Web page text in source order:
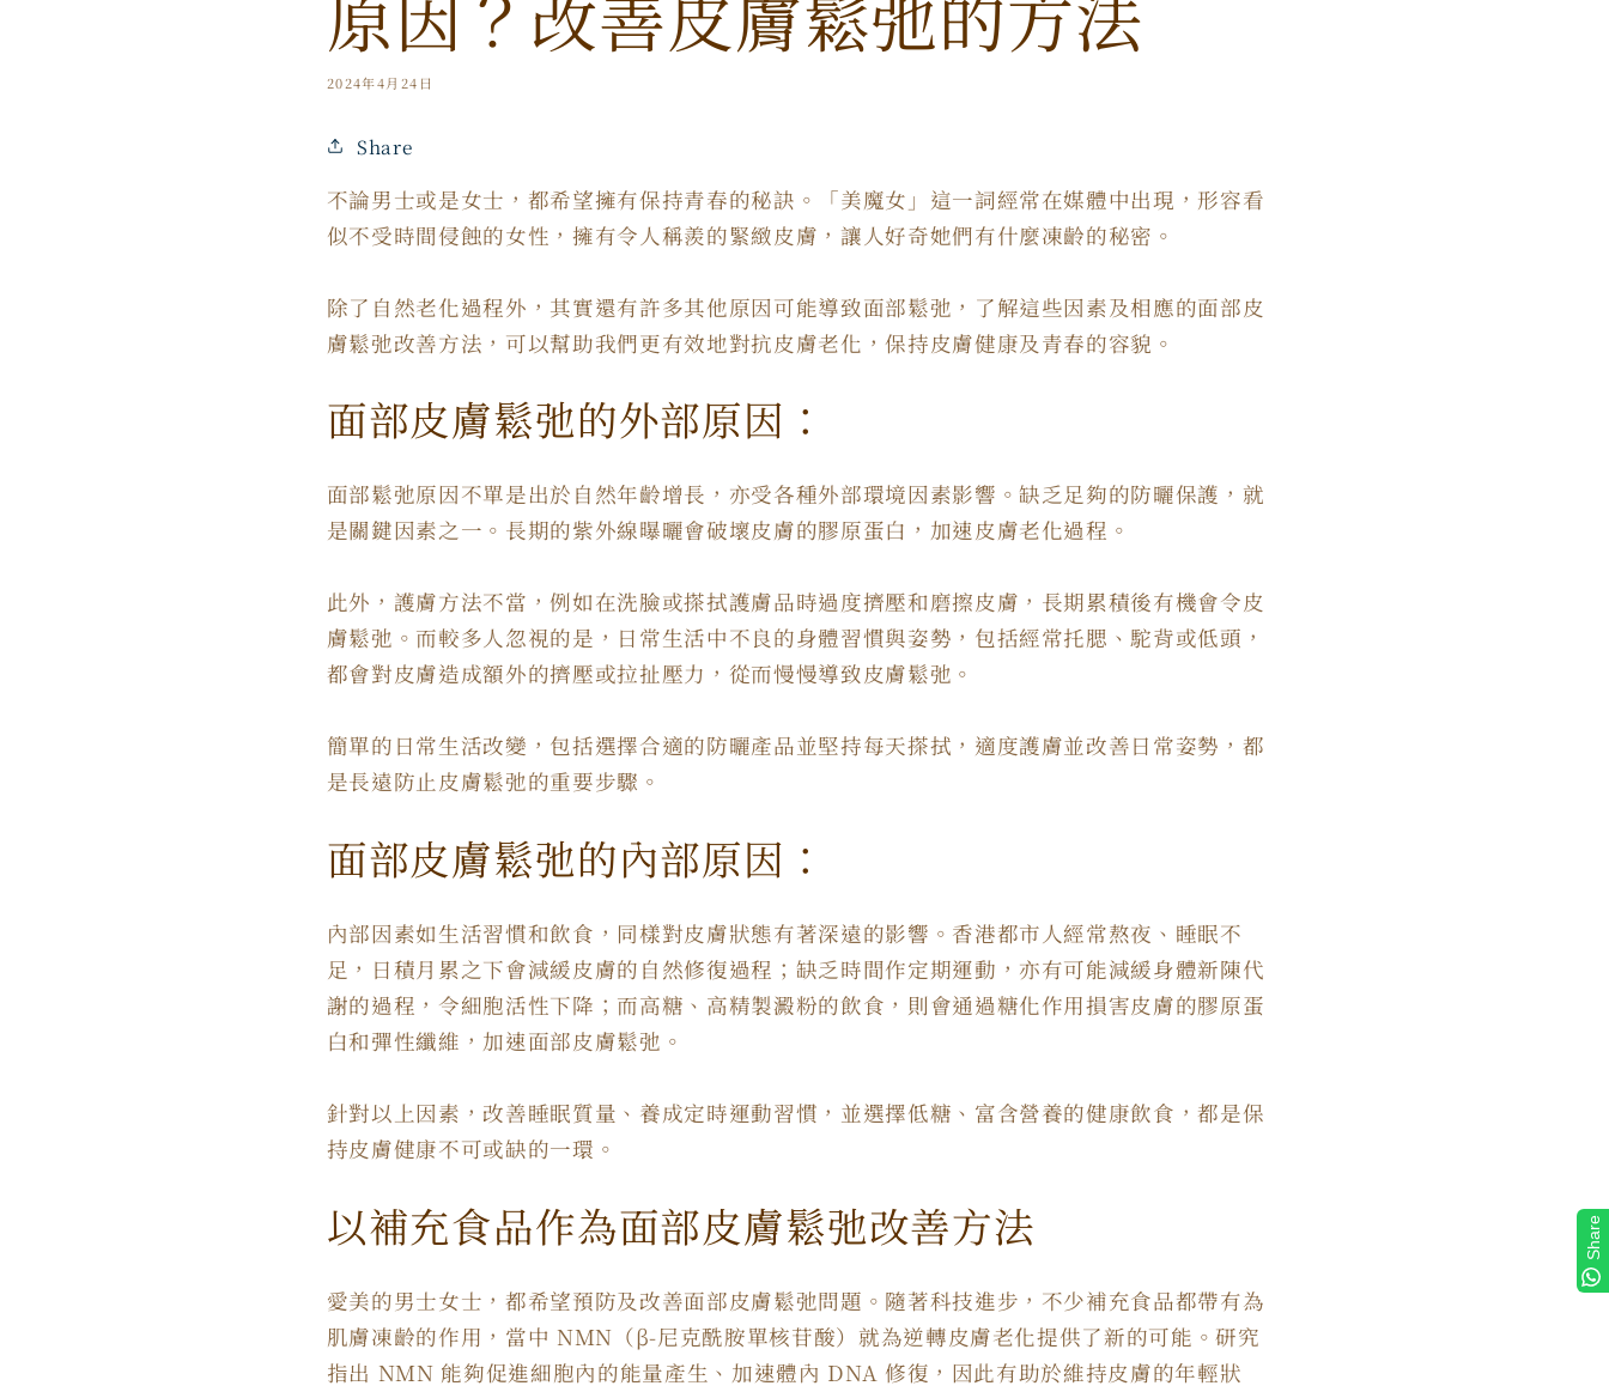
2024年4月24日
Share
不論男士或是女士，都希望擁有保持青春的秘訣。「美魔女」這一詞經常在媒體中出現，形容看
似不受時間侵蝕的女性，擁有令人稱羨的緊緻皮膚，讓人好奇她們有什麼凍齡的秘密。
除了自然老化過程外，其實還有許多其他原因可能導致面部鬆弛，了解這些因素及相應的面部皮
膚鬆弛改善方法，可以幫助我們更有效地對抗皮膚老化，保持皮膚健康及青春的容貌。
面部皮膚鬆弛的外部原因：
面部鬆弛原因不單是出於自然年齡增長，亦受各種外部環境因素影響。缺乏足夠的防曬保護，就
是關鍵因素之一。長期的紫外線曝曬會破壞皮膚的膠原蛋白，加速皮膚老化過程。
此外，護膚方法不當，例如在洗臉或搽拭護膚品時過度擠壓和磨擦皮膚，長期累積後有機會令皮
膚鬆弛。而較多人忽視的是，日常生活中不良的身體習慣與姿勢，包括經常托腮、駝背或低頭，
都會對皮膚造成額外的擠壓或拉扯壓力，從而慢慢導致皮膚鬆弛。
簡單的日常生活改變，包括選擇合適的防曬產品並堅持每天搽拭，適度護膚並改善日常姿勢，都
是長遠防止皮膚鬆弛的重要步驟。
面部皮膚鬆弛的內部原因：
內部因素如生活習慣和飲食，同樣對皮膚狀態有著深遠的影響。香港都市人經常熬夜、睡眠不
足，日積月累之下會減緩皮膚的自然修復過程；缺乏時間作定期運動，亦有可能減緩身體新陳代
謝的過程，令細胞活性下降；而高糖、高精製澱粉的飲食，則會通過糖化作用損害皮膚的膠原蛋
白和彈性纖維，加速面部皮膚鬆弛。
針對以上因素，改善睡眠質量、養成定時運動習慣，並選擇低糖、富含營養的健康飲食，都是保
持皮膚健康不可或缺的一環。
以補充食品作為面部皮膚鬆弛改善方法
愛美的男士女士，都希望預防及改善面部皮膚鬆弛問題。隨著科技進步，不少補充食品都帶有為
肌膚凍齡的作用，當中 NMN（β-尼克酰胺單核苷酸）就為逆轉皮膚老化提供了新的可能。研究
指出 NMN 能夠促進細胞內的能量產生、加速體內 DNA 修復，因此有助於維持皮膚的年輕狀
Share